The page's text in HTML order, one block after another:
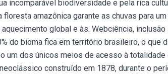
incomparável biodiversidade e pela rica
floresta amazônica garante as chuvas para
global e às. Webciência,
do bioma fica em território brasileiro, o que
um dos únicos meios de acesso à
construído em 1878, durante o